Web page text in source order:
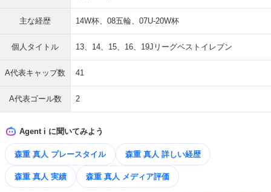
主な経歴 14W杯、08五輪、07U-20W杯
個人タイトル 13、14、15、16、19Jリーグベストイレブン
A代表キャップ数 41
A代表ゴール数 2
Agent i に聞いてみよう
森重 真人 プレースタイル 森重 真人 詳しい経歴
森重 真人 実績 森重 真人 メディア評価